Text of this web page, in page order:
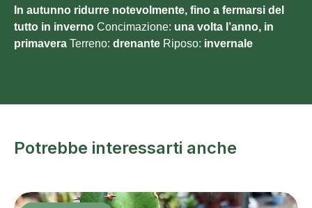
In autunno ridurre notevolmente, fino a fermarsi del
tutto in inverno Concimazione: una volta l’anno, in
primavera Terreno: drenante Riposo: invernale
Potrebbe interessarti anche